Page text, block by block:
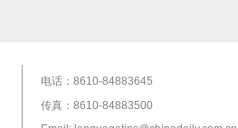
电话：8610-84883645
传真：8610-84883500